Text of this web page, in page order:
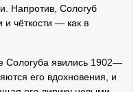
Напротив, Сологуб
и чёткости — как в
Сологуба явились 1902—
его вдохновения, и